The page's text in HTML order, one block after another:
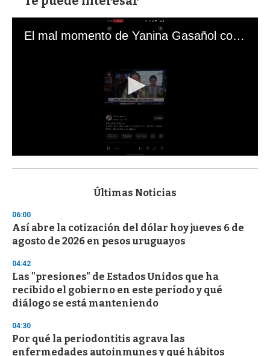
El mal momento de Yanina Gasañol con un hincha argentino en "Subrayado"
s
d
s
o
f
3
s
e
c
o
d
s
Últimas Noticias
06:00
Así abre la cotización del dólar hoy jueves 6 de
agosto de 2026 en pesos uruguayos
04:42
Las "presiones" de Estados Unidos que ha
recibido el gobierno en este período y qué
diálogo se está manteniendo
04:30
Por qué la periodontitis agrava las
enfermedades autoinmunes y qué hábitos